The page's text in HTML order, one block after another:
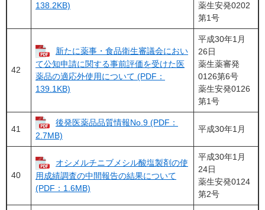
138.2KB)
薬生安発0202
第1号
42
新たに薬事・食品衛生審議会におい
て公知申請に関する事前評価を受けた医
薬品の適応外使用について (PDF：
139.1KB)
平成30年1月
26日
薬生薬審発
0126第6号
薬生安発0126
第1号
41
後発医薬品品質情報No.9 (PDF：
2.7MB)
平成30年1月
40
オシメルチニブメシル酸塩製剤の使
用成績調査の中間報告の結果について
(PDF：1.6MB)
平成30年1月
24日
薬生安発0124
第2号